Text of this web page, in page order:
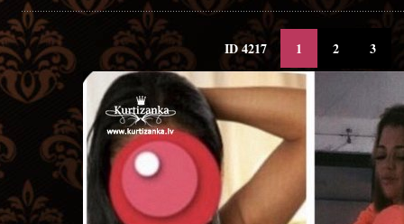
ID 4217 1 2 3